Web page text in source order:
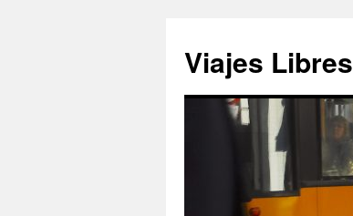
contenido
Viajes Libres